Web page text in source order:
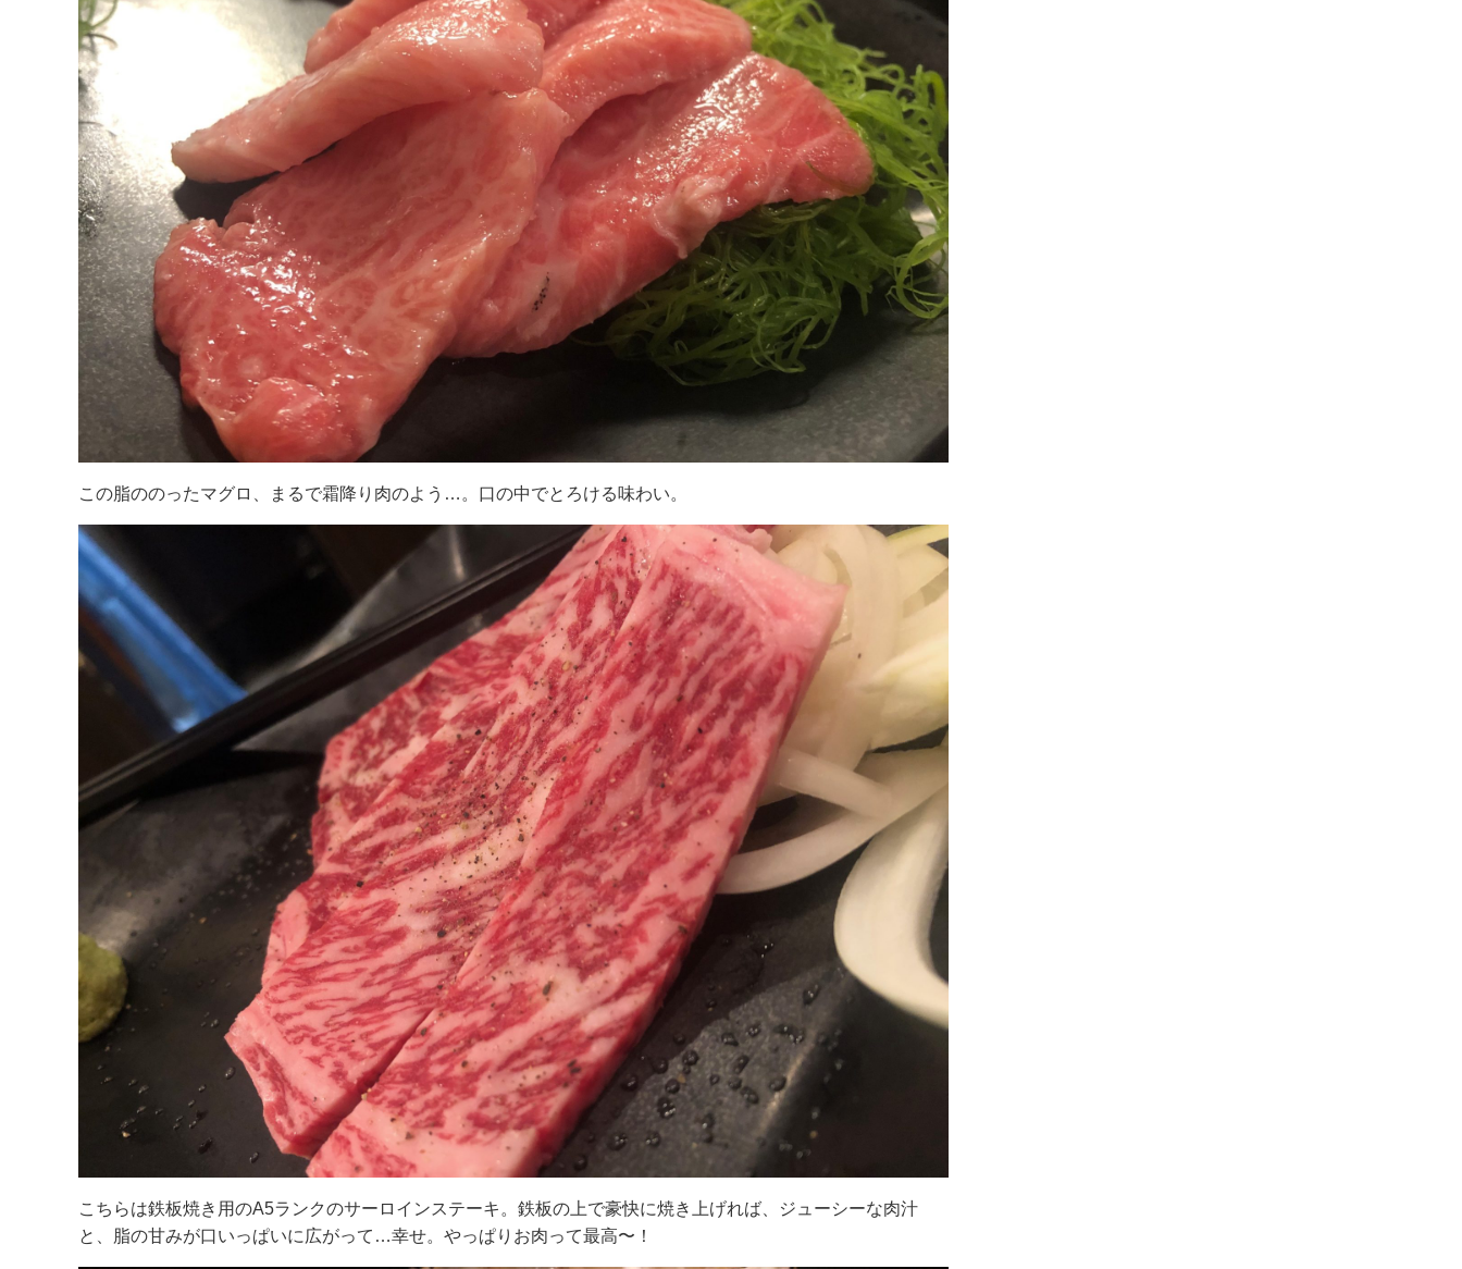
この脂ののったマグロ、まるで霜降り肉のよう…。口の中でとろける味わい。
こちらは鉄板焼き用のA5ランクのサーロインステーキ。鉄板の上で豪快に焼き上げれば、ジューシーな肉汁
と、脂の甘みが口いっぱいに広がって…幸せ。やっぱりお肉って最高〜！